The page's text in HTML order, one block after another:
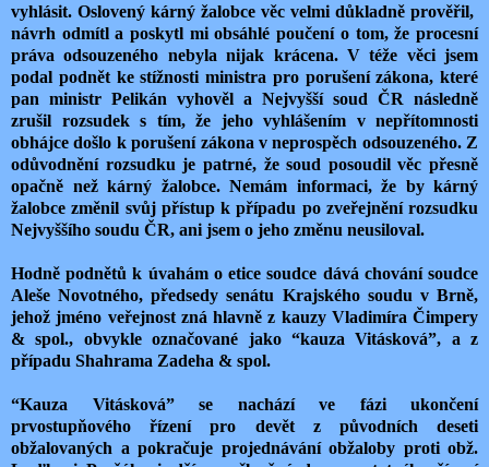
vyhlásit. Oslovený kárný žalobce věc velmi důkladně prověřil,
návrh odmítl a poskytl mi obsáhlé poučení o tom, že procesní
práva odsouzeného nebyla nijak krácena. V téže věci jsem
podal podnět ke stížnosti ministra pro porušení zákona, které
pan ministr Pelikán vyhověl a Nejvyšší soud ČR následně
zrušil rozsudek s tím, že jeho vyhlášením v nepřítomnosti
obhájce došlo k porušení zákona v neprospěch odsouzeného. Z
odůvodnění rozsudku je patrné, že soud posoudil věc přesně
opačně než kárný žalobce. Nemám informaci, že by kárný
žalobce změnil svůj přístup k případu po zveřejnění rozsudku
Nejvyššího soudu ČR, ani jsem o jeho změnu neusiloval.
Hodně podnětů k úvahám o etice soudce dává chování soudce
Aleše Novotného, předsedy senátu Krajského soudu v Brně,
jehož jméno veřejnost zná hlavně z kauzy Vladimíra Čimpery
& spol., obvykle označované jako “kauza Vitásková”, a z
případu Shahrama Zadeha & spol.
“Kauza Vitásková” se nachází ve fázi ukončení
prvostupňového řízení pro devět z původních deseti
obžalovaných a pokračuje projednávání obžaloby proti obž.